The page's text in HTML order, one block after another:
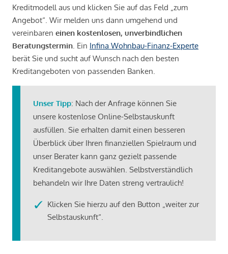
Kreditmodell aus und klicken Sie auf das Feld „zum
Angebot“. Wir melden uns dann umgehend und
vereinbaren einen kostenlosen, unverbindlichen
Beratungstermin . Ein Infina Wohnbau-Finanz-Experte
berät Sie und sucht auf Wunsch nach den besten
Kreditangeboten von passenden Banken.
Unser Tipp: Nach der Anfrage können Sie
unsere kostenlose Online-Selbstauskunft
ausfüllen. Sie erhalten damit einen besseren
Überblick über Ihren finanziellen Spielraum und
unser Berater kann ganz gezielt passende
Kreditangebote auswählen. Selbstverständlich
behandeln wir Ihre Daten streng vertraulich!
Klicken Sie hierzu auf den Button „weiter zur
Selbstauskunft“.